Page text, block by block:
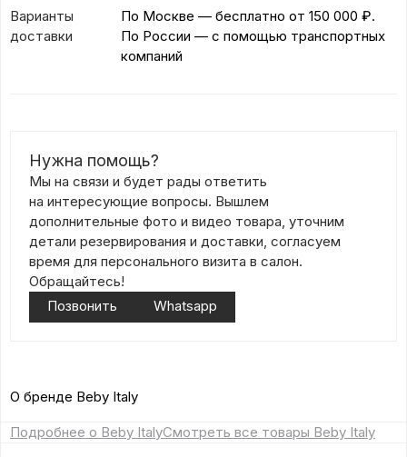
Варианты
доставки
По Москве — бесплатно от 150 000 ₽.
По России — с помощью транспортных
компаний
Нужна помощь?
Мы на связи и будет рады ответить
на интересующие вопросы. Вышлем
дополнительные фото и видео товара, уточним
детали резервирования и доставки, согласуем
время для персонального визита в салон.
Обращайтесь!
Позвонить
Whatsapp
О бренде Beby Italy
Подробнее о Beby ItalyСмотреть все товары Beby Italy